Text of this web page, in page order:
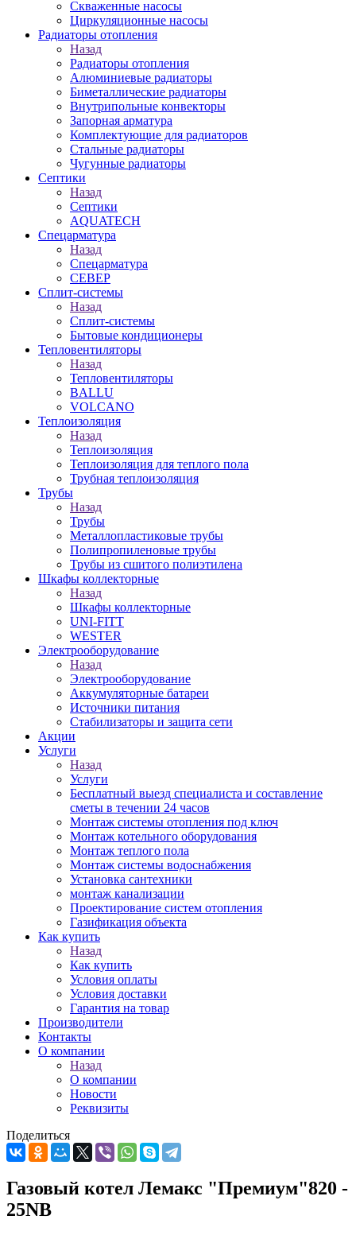
Скваженные насосы
Циркуляционные насосы
Радиаторы отопления
Назад
Радиаторы отопления
Алюминиевые радиаторы
Биметаллические радиаторы
Внутрипольные конвекторы
Запорная арматура
Комплектующие для радиаторов
Стальные радиаторы
Чугунные радиаторы
Септики
Назад
Септики
AQUATECH
Спецарматура
Назад
Спецарматура
СЕВЕР
Сплит-системы
Назад
Сплит-системы
Бытовые кондиционеры
Тепловентиляторы
Назад
Тепловентиляторы
BALLU
VOLCANO
Теплоизоляция
Назад
Теплоизоляция
Теплоизоляция для теплого пола
Трубная теплоизоляция
Трубы
Назад
Трубы
Металлопластиковые трубы
Полипропиленовые трубы
Трубы из сшитого полиэтилена
Шкафы коллекторные
Назад
Шкафы коллекторные
UNI-FITT
WESTER
Электрооборудование
Назад
Электрооборудование
Аккумуляторные батареи
Источники питания
Стабилизаторы и защита сети
Акции
Услуги
Назад
Услуги
Бесплатный выезд специалиста и составление
сметы в течении 24 часов
Монтаж системы отопления под ключ
Монтаж котельного оборудования
Монтаж теплого пола
Монтаж системы водоснабжения
Установка сантехники
монтаж канализации
Проектирование систем отопления
Газификация объекта
Как купить
Назад
Как купить
Условия оплаты
Условия доставки
Гарантия на товар
Производители
Контакты
О компании
Назад
О компании
Новости
Реквизиты
Поделиться
Газовый котел Лемакс "Премиум"820 -
25NВ